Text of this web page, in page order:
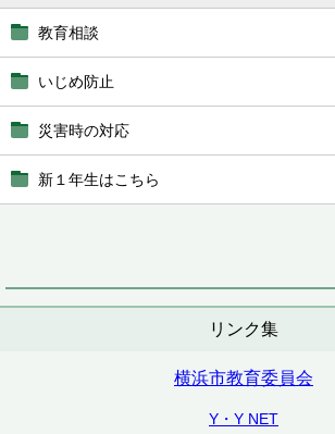
教育相談
いじめ防止
災害時の対応
新１年生はこちら
リンク集
横浜市教育委員会
Y・Y NET